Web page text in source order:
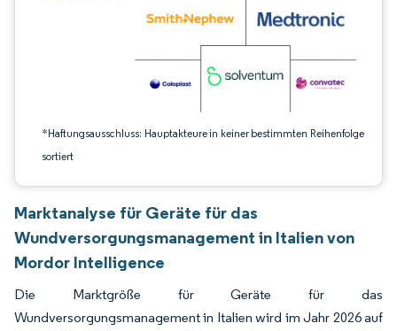
*Haftungsausschluss: Hauptakteure in keiner bestimmten Reihenfolge
sortiert
Marktanalyse für Geräte für das
Wundversorgungsmanagement in Italien von
Mordor Intelligence
Die Marktgröße für Geräte für das
Wundversorgungsmanagement in Italien wird im Jahr 2026 auf